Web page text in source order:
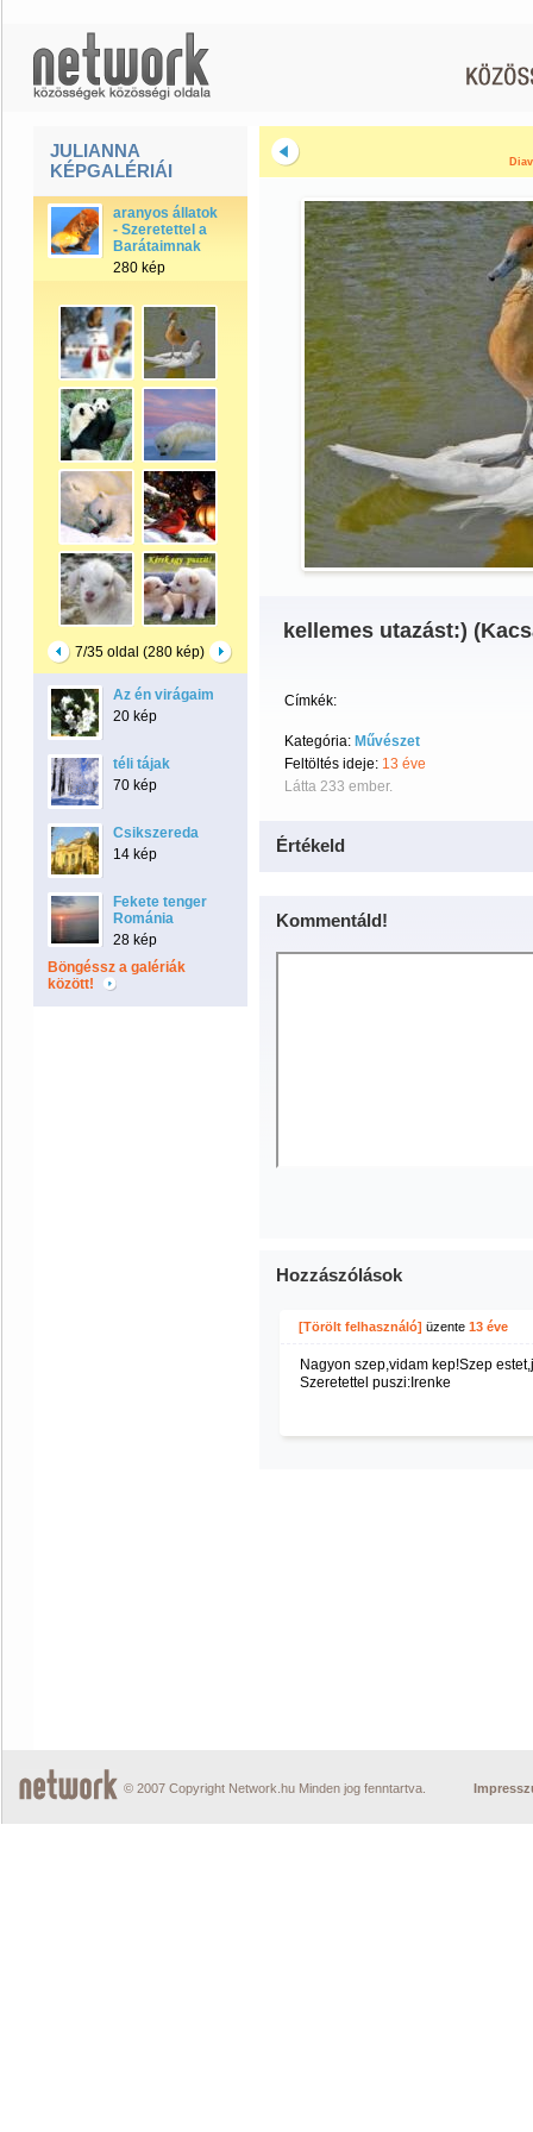
JULIANNA
KÉPGALÉRIÁI
aranyos állatok
- Szeretettel a
Barátaimnak
280 kép
7/35 oldal (280 kép)
Az én virágaim
20 kép
téli tájak
70 kép
Csikszereda
14 kép
Fekete tenger
Románia
28 kép
Böngéssz a galériák
között!
kellemes utazást:)
Címkék:
Kategória: Művészet
Feltöltés ideje: 13 éve
Látta 233 ember.
Értékeld
Kommentáld!
Hozzászólások
[Törölt felhasználó] üzente 13 éve
Nagyon szep,vidam kep!Szep
Szeretettel puszi:Irenke
© 2007 Copyright Network.hu Minden jog fenntartva.